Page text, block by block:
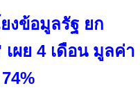
งข้อมูลรัฐ ยก
ผย 4 เดือน มูลค่า